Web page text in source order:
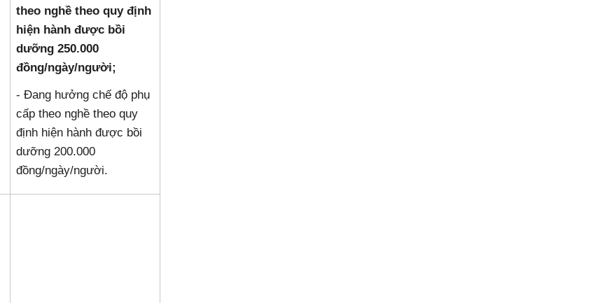
theo nghề theo quy định
hiện hành được bồi
dưỡng 250.000
đồng/ngày/người;
- Đang hưởng chế độ phụ
cấp theo nghề theo quy
định hiện hành được bồi
dưỡng 200.000
đồng/ngày/người.